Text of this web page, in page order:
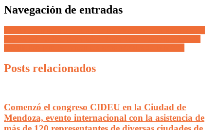
Navegación de entradas
Posts relacionados
Comenzó el congreso CIDEU en la Ciudad de
Mendoza, evento internacional con la asistencia de